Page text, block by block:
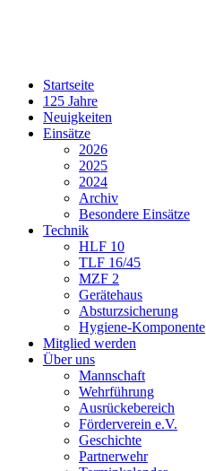
Startseite
125 Jahre
Neuigkeiten
Einsätze
2026
2025
2024
Archiv
Besondere Einsätze
Technik
HLF 10
TLF 16/45
MZF 2
Gerätehaus
Absturzsicherung
Hygiene-Komponente
Mitglied werden
Über uns
Mannschaft
Wehrführung
Ausrückebereich
Förderverein e.V.
Geschichte
Partnerwehr